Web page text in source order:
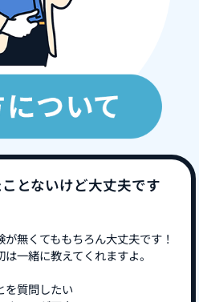
とないけど大丈夫です
無くてももちろん大丈夫です！
一緒に教えてくれますよ。
を質問したい